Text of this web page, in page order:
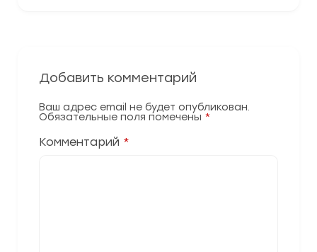
Добавить комментарий
Ваш адрес email не будет опубликован.
Обязательные поля помечены *
Комментарий *